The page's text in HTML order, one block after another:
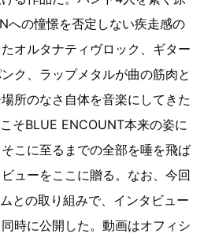
への憧憬を否定しない疾走感の
オルタナティヴロック、ギター
ク、ラップメタルが曲の筋肉と
所のなさ自体を音楽にしてきた
そBLUE ENCOUNT本来の姿に
こに至るまでの全部を唾を飛ば
ューをここに贈る。なお、今回
との取り組みで、インタビュー
時に公開した。動画はオフィシ